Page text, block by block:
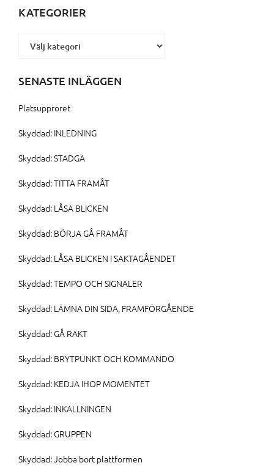
KATEGORIER
Kategorier
SENASTE INLÄGGEN
Platsupproret
Skyddad: INLEDNING
Skyddad: STADGA
Skyddad: TITTA FRAMÅT
Skyddad: LÅSA BLICKEN
Skyddad: BÖRJA GÅ FRAMÅT
Skyddad: LÅSA BLICKEN I SAKTAGÅENDET
Skyddad: TEMPO OCH SIGNALER
Skyddad: LÄMNA DIN SIDA, FRAMFÖRGÅENDE
Skyddad: GÅ RAKT
Skyddad: BRYTPUNKT OCH KOMMANDO
Skyddad: KEDJA IHOP MOMENTET
Skyddad: INKALLNINGEN
Skyddad: GRUPPEN
Skyddad: Jobba bort plattformen